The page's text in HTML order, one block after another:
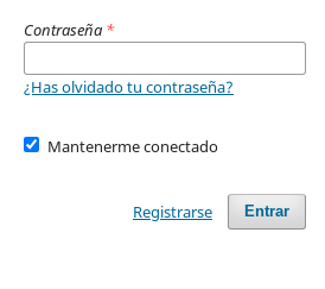
Contraseña *
¿Has olvidado tu contraseña?
Mantenerme conectado
Entrar
Registrarse